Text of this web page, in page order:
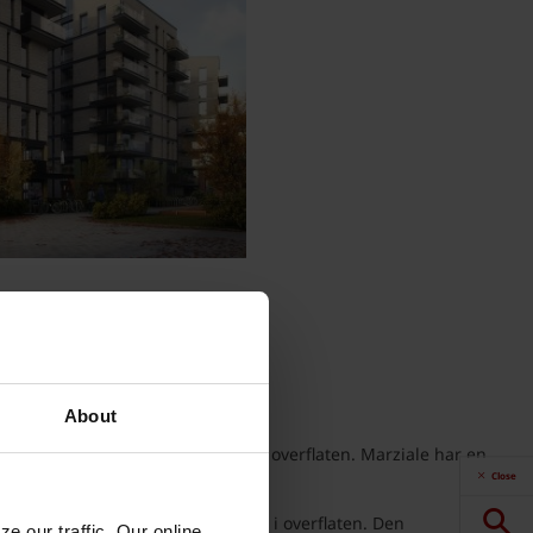
About
start.
nyanser med sintring i overflaten. Marziale har en
og brunlige nyanser og sintring i overflaten. Den
Close